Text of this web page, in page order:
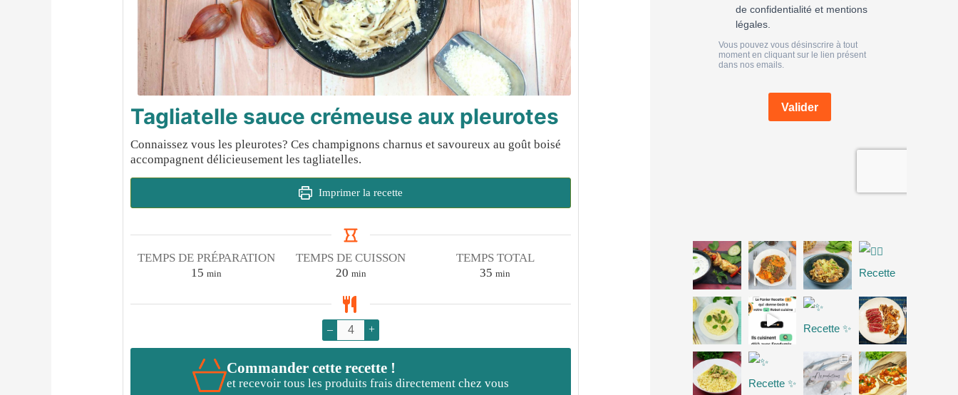
Tagliatelle sauce crémeuse aux pleurotes
Connaissez vous les pleurotes? Ces champignons charnus et savoureux au goût boisé
accompagnent délicieusement les tagliatelles.
Imprimer la recette
TEMPS DE PRÉPARATION
15minutes
min
TEMPS DE CUISSON
20minutes
min
TEMPS TOTAL
35 minutes
min
– +
Commander cette recette !
et recevoir tous les produits frais directement chez vous